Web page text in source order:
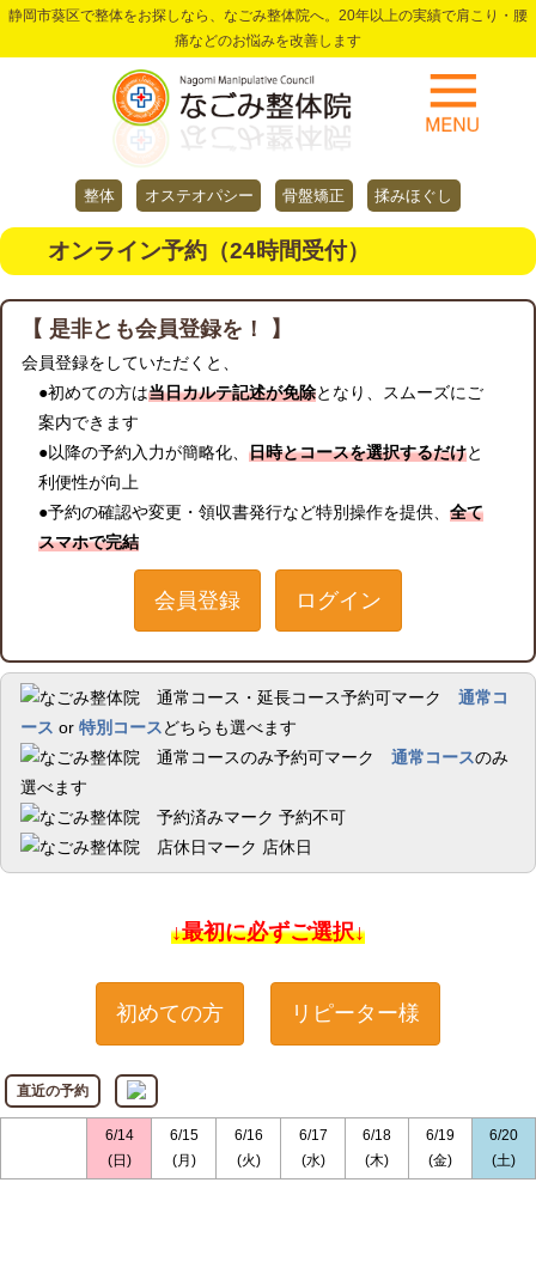
静岡市葵区で整体をお探しなら、なごみ整体院へ。20年以上の実績で肩こり・腰
痛などのお悩みを改善します
整体 オステオパシー 骨盤矯正 揉みほぐし
オンライン予約（24時間受付）
【 是非とも会員登録を！ 】
会員登録をしていただくと、
●初めての方は当日カルテ記述が免除となり、スムーズにご
案内できます
●以降の予約入力が簡略化、 日時とコースを選択するだけと
利便性が向上
●予約の確認や変更・領収書発行など特別操作を提供、 全て
スマホで完結
会員登録 ログイン
通常コ
ース or 特別コースどちらも選べます
通常コースのみ
選べます
予約不可
店休日
↓最初に必ずご選択↓
初めての方 リピーター様
直近の予約
6/14
(日)
6/15
(月)
6/16
(火)
6/17
(水)
6/18
(木)
6/19
(金)
6/20
(土)